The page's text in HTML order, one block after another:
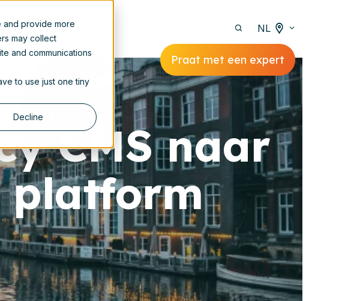
and provide more
may collect
and communications
to use just one tiny
Decline
NL
Praat met een expert
CMS naar
platform